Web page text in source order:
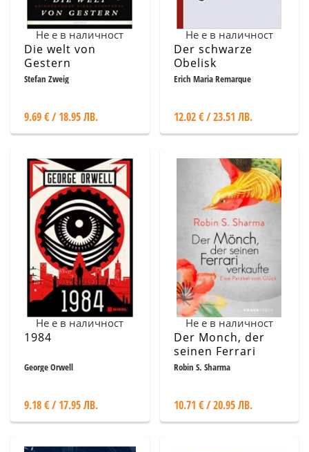
Не е в наличност
Die welt von
Gestern
Stefan Zweig
9.69 € / 18.95 ЛВ.
Не е в наличност
Der schwarze
Obelisk
Erich Maria Remarque
12.02 € / 23.51 ЛВ.
Не е в наличност
1984
George Orwell
9.18 € / 17.95 ЛВ.
Не е в наличност
Der Monch, der
seinen Ferrari
verkaufte
Robin S. Sharma
10.71 € / 20.95 ЛВ.